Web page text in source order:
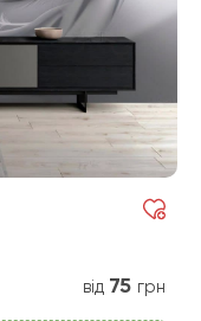
від 75 грн